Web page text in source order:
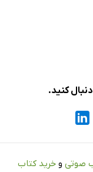
کنید.
صوتی و خرید کتاب